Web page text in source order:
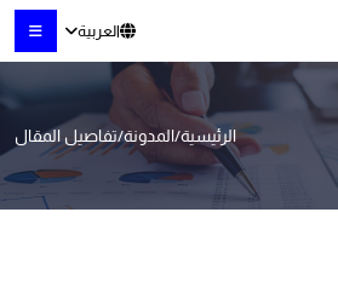
العربية
الرئيسية/المدونة/تفاصيل المقال